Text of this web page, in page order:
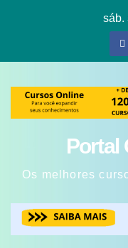
sáb.
Portal
Os melhores